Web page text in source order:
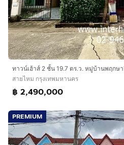
สายไหม กรุงเทพมหานคร
฿ 2,490,000
PREMIUM